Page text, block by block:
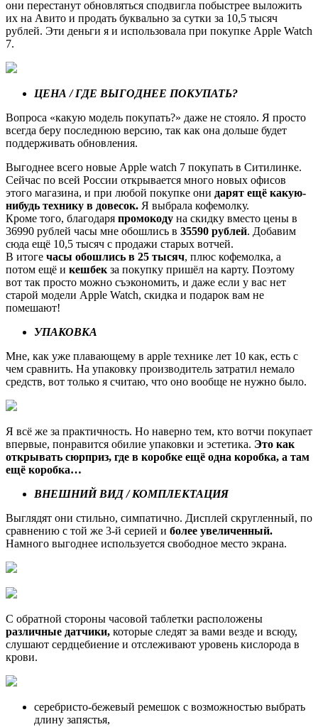
они перестанут обновляться сподвигла побыстрее выложить
их на Авито и продать буквально за сутки за 10,5 тысяч
рублей. Эти деньги я и использовала при покупке Apple Watch
7.
ЦЕНА / ГДЕ ВЫГОДНЕЕ ПОКУПАТЬ?
Вопроса «какую модель покупать?» даже не стояло. Я просто
всегда беру последнюю версию, так как она дольше будет
поддерживать обновления.
Выгоднее всего новые Аpple watch 7 покупать в Ситилинке.
Сейчас по всей России открывается много новых офисов
этого магазина, и при любой покупке они дарят ещё какую-
нибудь технику в довесок. Я выбрала кофемолку.
Кроме того, благодаря промокоду на скидку вместо цены в
36990 рублей часы мне обошлись в 35590 рублей. Добавим
сюда ещё 10,5 тысяч с продажи старых вотчей.
В итоге часы обошлись в 25 тысяч, плюс кофемолка, а
потом ещё и кешбек за покупку пришёл на карту. Поэтому
вот так просто можно съэкономить, и даже если у вас нет
старой модели Apple Watch, скидка и подарок вам не
помешают!
УПАКОВКА
Мне, как уже плавающему в apple технике лет 10 как, есть с
чем сравнить. На упаковку производитель затратил немало
средств, вот только я считаю, что оно вообще не нужно было.
Я всё же за практичность. Но наверно тем, кто вотчи покупает
впервые, понравится обилие упаковки и эстетика. Это как
открывать сюрприз, где в коробке ещё одна коробка, а там
ещё коробка…
ВНЕШНИЙ ВИД / КОМПЛЕКТАЦИЯ
Выглядят они стильно, симпатично. Дисплей скругленный, по
сравнению с той же 3-й серией и более увеличенный.
Намного выгоднее используется свободное место экрана.
С обратной стороны часовой таблетки расположены
различные датчики, которые следят за вами везде и всюду,
слушают сердцебиение и отслеживают уровень кислорода в
крови.
серебристо-бежевый ремешок с возможностью выбрать
длину запястья,